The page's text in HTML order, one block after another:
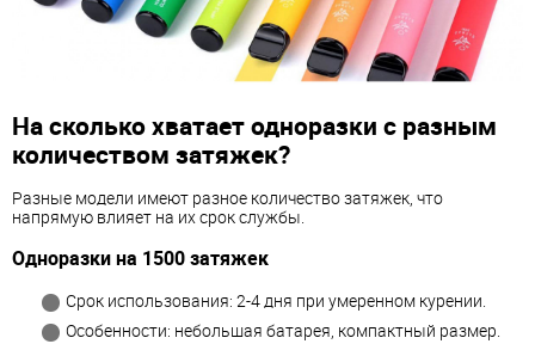
На сколько хватает одноразки с разным
количеством затяжек?
Разные модели имеют разное количество затяжек, что
напрямую влияет на их срок службы.
Одноразки на 1500 затяжек
Срок использования: 2-4 дня при умеренном курении.
Особенности: небольшая батарея, компактный размер.